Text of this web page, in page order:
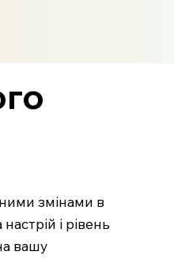
змінами в
і рівень
вашу